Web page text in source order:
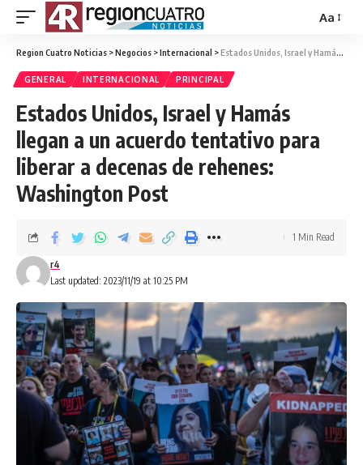
Aa
Region Cuatro Noticias >Negocios >Internacional >Estados Unidos, Israel y Hamás llegan a un acuerdo tentativo para liberar a decenas de rehenes: Washington Post
GENERAL INTERNACIONAL PRINCIPAL
Estados Unidos, Israel y Hamás
llegan a un acuerdo tentativo para
liberar a decenas de rehenes:
Washington Post
Last updated: 2023/11/19 at 10:25 PM
r4
1 Min Read